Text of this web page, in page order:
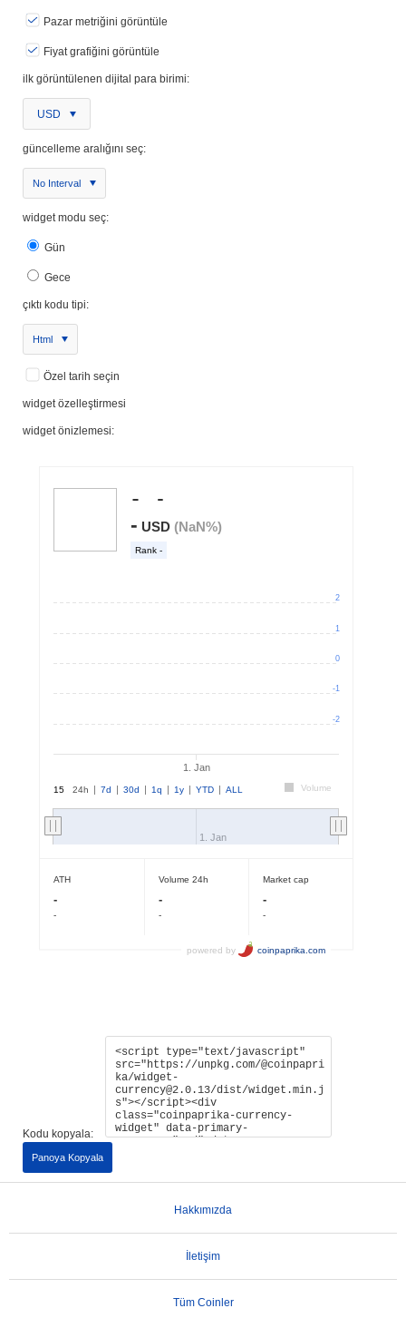
Pazar metriğini görüntüle
Fiyat grafiğini görüntüle
ilk görüntülenen dijital para birimi:
USD
güncelleme aralığını seç:
No Interval
widget modu seç:
Gün
Gece
çıktı kodu tipi:
Html
Özel tarih seçin
widget özelleştirmesi
widget önizlemesi:
Kodu kopyala:
Panoya Kopyala
Hakkımızda
İletişim
Tüm Coinler